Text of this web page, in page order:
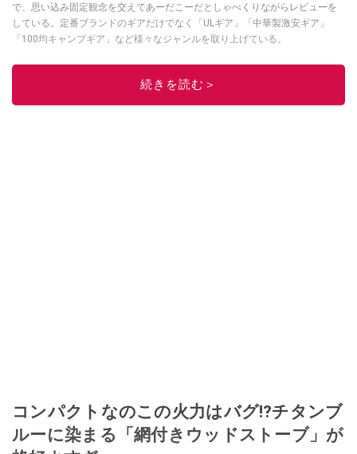
で、思い込み固定観念を交えてあーだこーだとしゃべくりながらレビューを
している。定番ブランドのギアだけでなく「ULギア」「中華製激安ギア」
「100均キャンプギア」など様々なジャンルを取り上げている。
このイチオシストの他の記事を読む
続きを読む＞
コンパクトなのこの火力はバグ⁉チタンブ
ルーに染まる「網付きウッドストーブ」が